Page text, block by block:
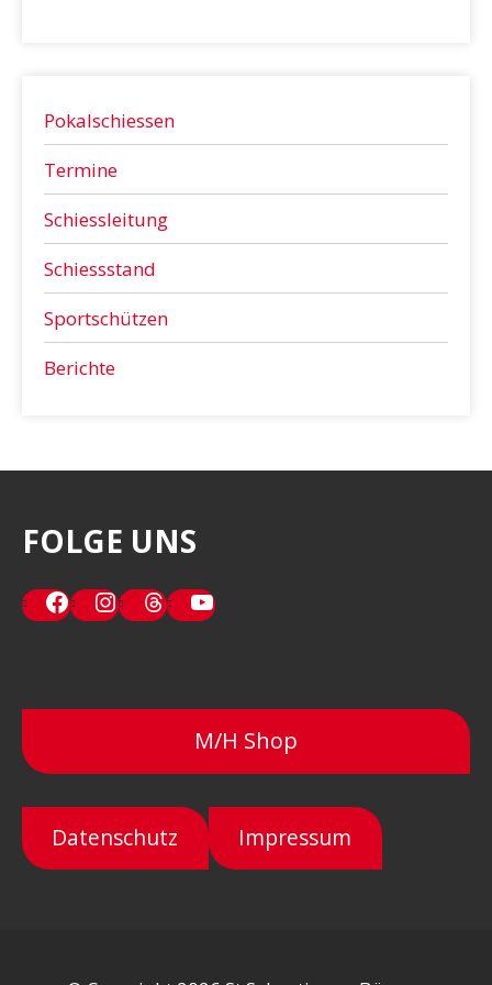
Pokalschiessen
Termine
Schiessleitung
Schiessstand
Sportschützen
Berichte
FOLGE UNS
Facebook
Instagram
Threads
M/H Shop
Datenschutz Impressum